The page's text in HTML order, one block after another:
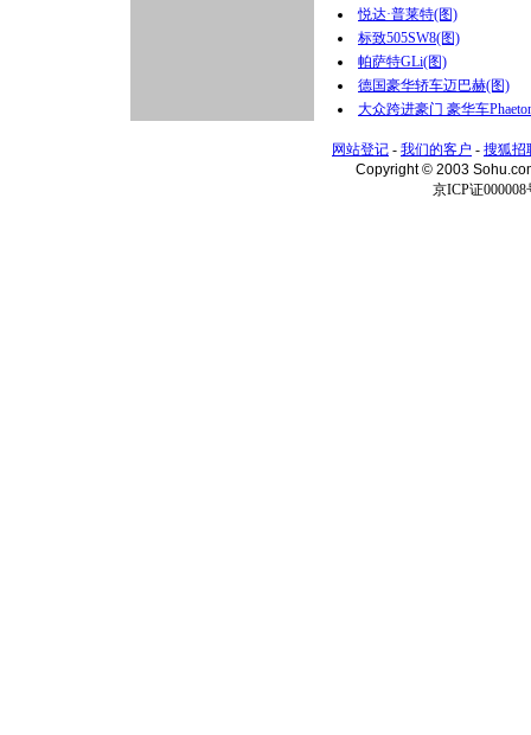
悦达·普莱特(图)
标致505SW8(图)
帕萨特GLi(图)
德国豪华轿车迈巴赫(图)
大众跨进豪门 豪华车
网站登记 - 我们的客户 - 搜狐招
Copyright © 2003
京ICP证